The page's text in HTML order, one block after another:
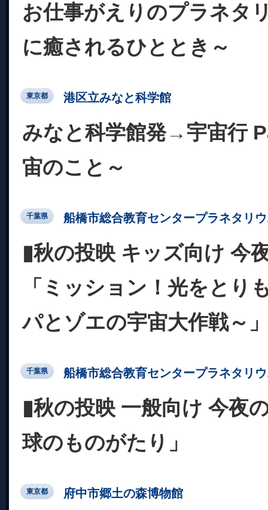
お仕事がえりのプラネタ
に癒されるひととき～
東京都 港区立みなと科学館
みなと科学館発→宇宙行
宙のこと～
千葉県 船橋市総合教育センタープラネタリ
▮秋の投映 キッズ向け 今
「ミッション！光をとり
パとゾエの宇宙大作戦～
千葉県 船橋市総合教育センタープラネタリ
▮秋の投映 一般向け 今夜
球のものがたり」
東京都 府中市郷土の森博物館